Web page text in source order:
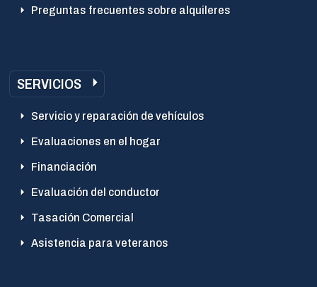
Preguntas frecuentes sobre alquileres
SERVICIOS
Servicio y reparación de vehículos
Evaluaciones en el hogar
Financiación
Evaluación del conductor
Tasación Comercial
Asistencia para veteranos